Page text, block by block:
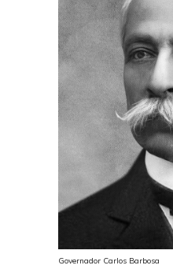
Governador Carlos Barbosa